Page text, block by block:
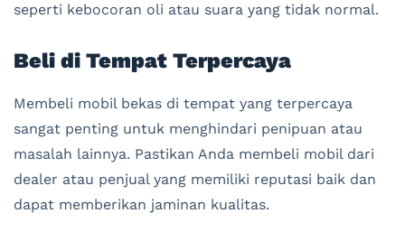
seperti kebocoran oli atau suara yang tidak normal.
Beli di Tempat Terpercaya
Membeli mobil bekas di tempat yang terpercaya
sangat penting untuk menghindari penipuan atau
masalah lainnya. Pastikan Anda membeli mobil dari
dealer atau penjual yang memiliki reputasi baik dan
dapat memberikan jaminan kualitas.